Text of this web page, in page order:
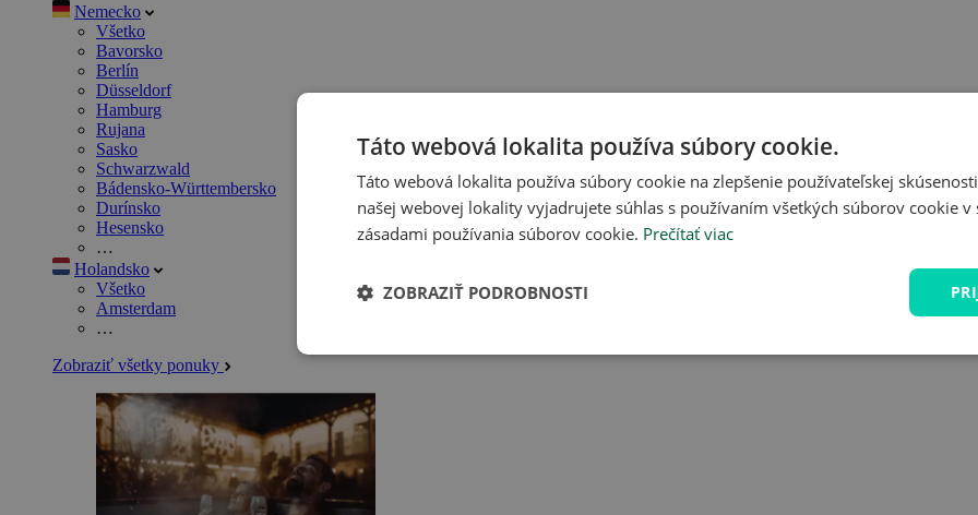
Nemecko
Všetko
Bavorsko
Berlín
Düsseldorf
Hamburg
Rujana
Sasko
Schwarzwald
Bádensko-Württembersko
Durínsko
Hesensko
…
Holandsko
Všetko
Amsterdam
…
Zobraziť všetky ponuky
Táto webová lokalita používa súbory cookie.
Táto webová lokalita používa súbory cookie na zlepšenie používateľskej
našej webovej lokality vyjadrujete súhlas s používaním všetkých súborov cookie v
zásadami používania súborov cookie. Prečítať viac
ZOBRAZIŤ PODROBNOSTI